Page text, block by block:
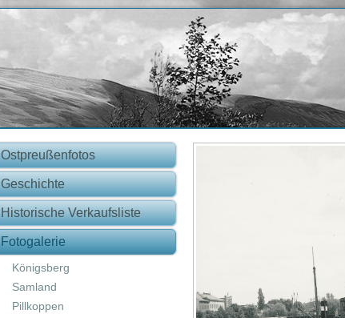
Ostpreußenfotos
Geschichte
Historische Verkaufsliste
Fotogalerie
Königsberg
Samland
Pillkoppen